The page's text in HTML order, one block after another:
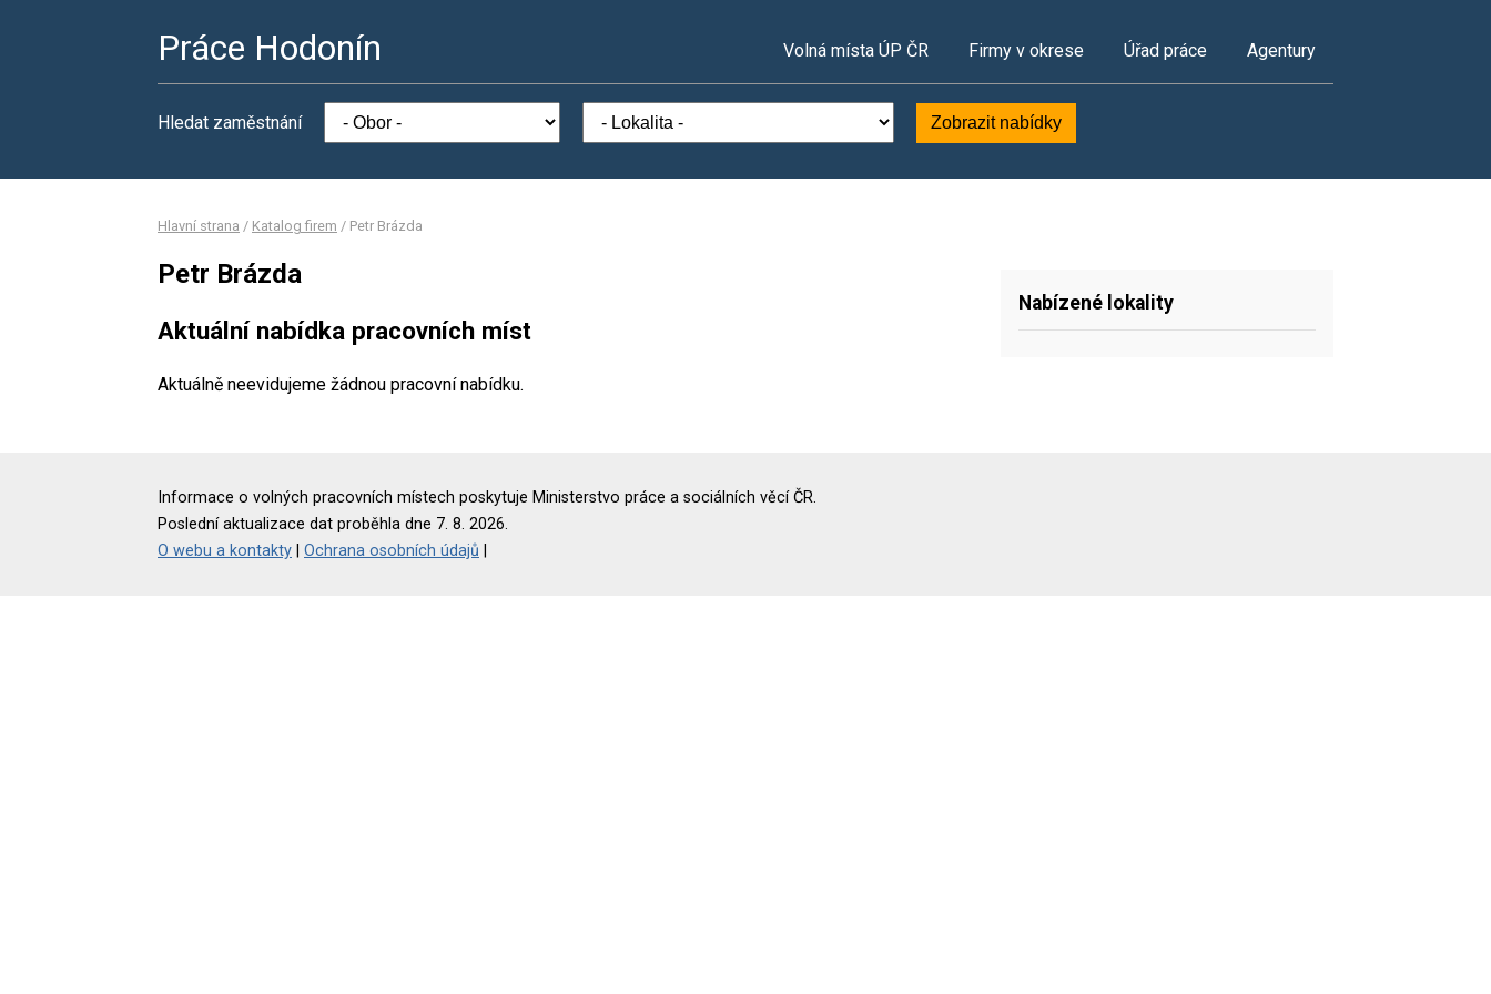
Práce Hodonín Volná místa ÚP ČR Firmy v okrese Úřad práce Agentury
Hledat zaměstnání Zobrazit nabídky
Hlavní strana / Katalog firem / Petr Brázda
Petr Brázda
Aktuální nabídka pracovních míst
Aktuálně neevidujeme žádnou pracovní nabídku.
Nabízené lokality
Informace o volných pracovních místech poskytuje Ministerstvo práce a sociálních věcí ČR.
Poslední aktualizace dat proběhla dne 7. 8. 2026.
O webu a kontakty
Ochrana osobních údajů